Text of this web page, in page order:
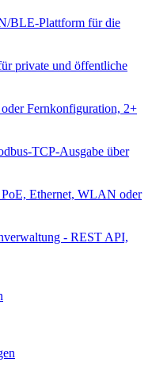
BLE-Plattform für die
private und öffentliche
Fernkonfiguration, 2+
TCP-Ausgabe über
Ethernet, WLAN oder
- REST API,